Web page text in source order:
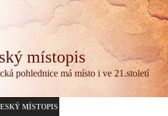
místopis
pohlednice má místo i ve 21.století
MÍSTOPIS